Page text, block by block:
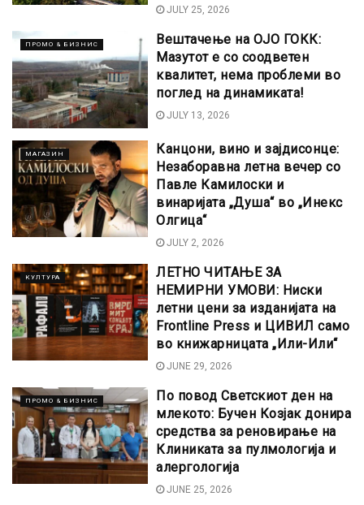
JULY 25, 2026
ПРОМО & БИЗНИС
Вештачење на ОЈО ГОКК:
Мазутот е со соодветен
квалитет, нема проблеми во
поглед на динамиката!
JULY 13, 2026
МАГАЗИН
Канцони, вино и зајдисонце:
Незаборавна летна вечер со
Павле Камилоски и
винаријата „Душа“ во „Инекс
Олгица“
JULY 2, 2026
КУЛТУРА
ЛЕТНО ЧИТАЊЕ ЗА
НЕМИРНИ УМОВИ: Ниски
летни цени за изданијата на
Frontline Press и ЦИВИЛ само
во книжарницата „Или-Или“
JUNE 29, 2026
ПРОМО & БИЗНИС
По повод Светскиот ден на
млекото: Бучен Козјак донира
средства за реновирање на
Клиниката за пулмологија и
алергологија
JUNE 25, 2026